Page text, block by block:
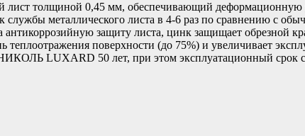
лист толщиной 0,45 мм, обеспечивающий деформационную
службы металлического листа в 4-6 раз по сравнению с
защиту листа, цинк защищает обрезной
поверхности (до 75%) и увеличивает
LUXARD 50 лет, при этом эксплуатационный срок